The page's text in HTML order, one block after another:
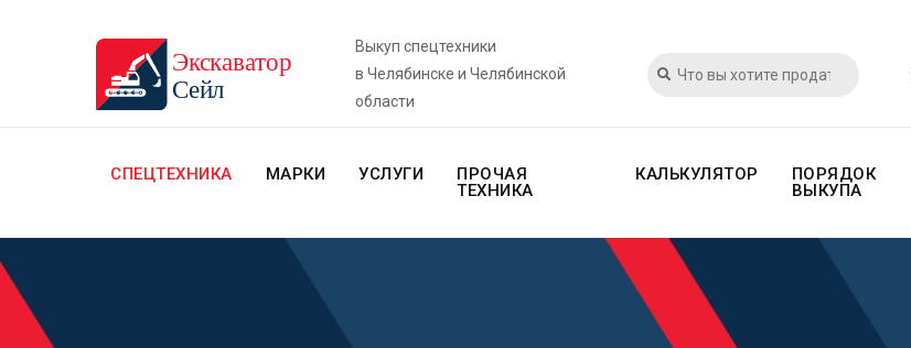
Выкуп спецтехники
в Челябинске и Челябинской
области
СПЕЦТЕХНИКА МАРКИ УСЛУГИ
ПРОЧАЯ
ТЕХНИКА
КАЛЬКУЛЯТОР
ПОРЯДОК
ВЫКУПА